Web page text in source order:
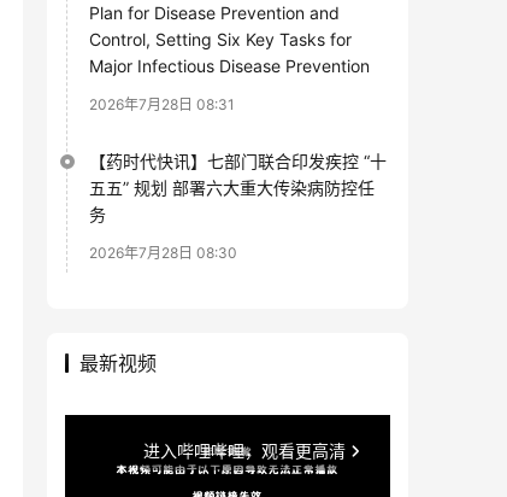
Plan for Disease Prevention and
Control, Setting Six Key Tasks for
Major Infectious Disease Prevention
2026年7月28日 08:31
【药时代快讯】七部门联合印发疾控 “十
五五” 规划 部署六大重大传染病防控任
务
2026年7月28日 08:30
最新视频